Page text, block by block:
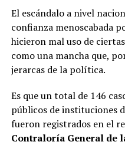
El escándalo a nivel
confianza menoscabada
hicieron mal uso de
como una mancha que,
jerarcas de la política.
Es que un total de 146
públicos de instituciones
fueron registrados en el
Contraloría General de